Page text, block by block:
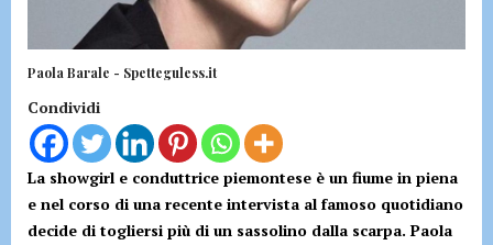
Paola Barale - Spetteguless.it
Condividi
La showgirl e conduttrice piemontese è un fiume in piena
e nel corso di una recente intervista al famoso quotidiano
decide di togliersi più di un sassolino dalla scarpa. Paola